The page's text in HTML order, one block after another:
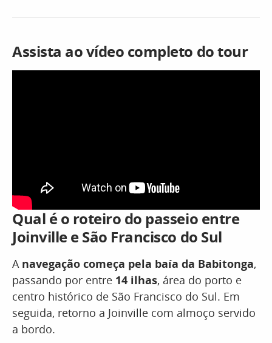
Assista ao vídeo completo do tour
Qual é o roteiro do passeio entre
Joinville e São Francisco do Sul
A navegação começa pela baía da Babitonga,
passando por entre 14 ilhas, área do porto e
centro histórico de São Francisco do Sul. Em
seguida, retorno a Joinville com almoço servido
a bordo.